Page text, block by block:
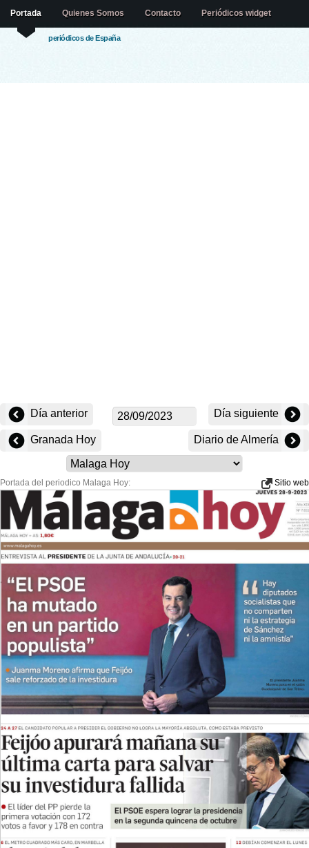
periódicos de España
Portada Quienes Somos Contacto Periódicos widget
Día anterior Día siguiente
Granada Hoy Diario de Almería
Portada del periodico Malaga Hoy: Sitio web